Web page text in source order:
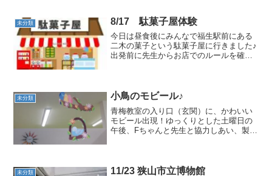
未分類 8/17 駄菓子屋体験
今日は昼食後にみんなで福生駅前にある
二木の菓子という駄菓子屋に行きました♪
出発前に先生からお店でのルールを確認
＿＿＿...
未分類 小鳥のモビール♪
青梅教室の入り口（玄関）に、かわいい
モビール出現！ゆっくりとした土曜日の
午後、Fちゃんと先生と協力しあい、製作
してください...
未分類 11/23 狭山市立博物館